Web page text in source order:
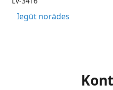
Iegūt norādes